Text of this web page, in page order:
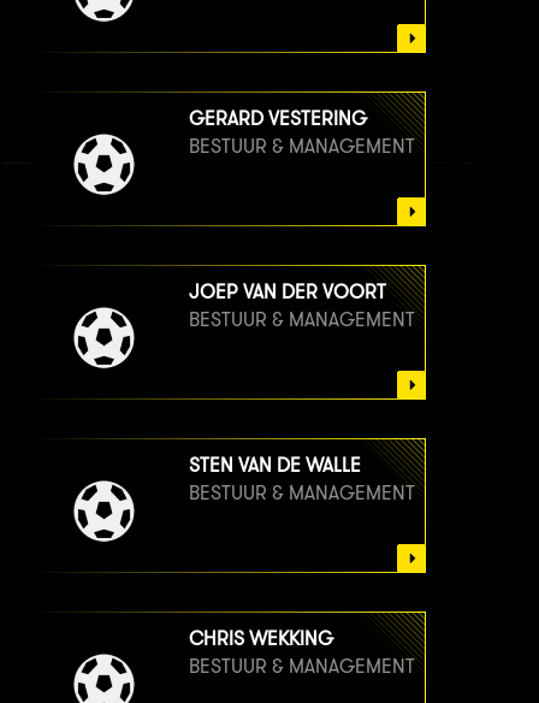
GERARD VESTERING
BESTUUR & MANAGEMENT
JOEP VAN DER VOORT
BESTUUR & MANAGEMENT
STEN VAN DE WALLE
BESTUUR & MANAGEMENT
CHRIS WEKKING
BESTUUR & MANAGEMENT